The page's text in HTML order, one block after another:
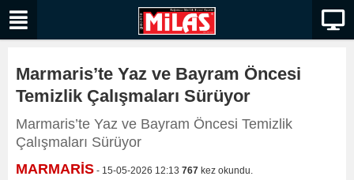
Marmaris’te Yaz ve Bayram Öncesi
Temizlik Çalışmaları Sürüyor
Marmaris’te Yaz ve Bayram Öncesi Temizlik
Çalışmaları Sürüyor
MARMARİS - 15-05-2026 12:13 767 kez okundu.